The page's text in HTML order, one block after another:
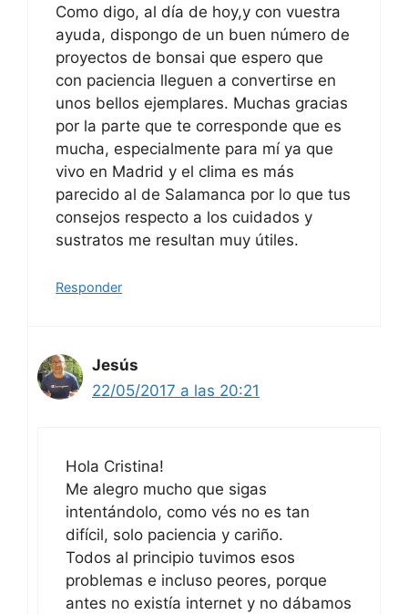
Como digo, al día de hoy,y con vuestra
ayuda, dispongo de un buen número de
proyectos de bonsai que espero que
con paciencia lleguen a convertirse en
unos bellos ejemplares. Muchas gracias
por la parte que te corresponde que es
mucha, especialmente para mí ya que
vivo en Madrid y el clima es más
parecido al de Salamanca por lo que tus
consejos respecto a los cuidados y
sustratos me resultan muy útiles.
Responder
Jesús
22/05/2017 a las 20:21
Hola Cristina!
Me alegro mucho que sigas
intentándolo, como vés no es tan
difícil, solo paciencia y cariño.
Todos al principio tuvimos esos
problemas e incluso peores, porque
antes no existía internet y no dábamos